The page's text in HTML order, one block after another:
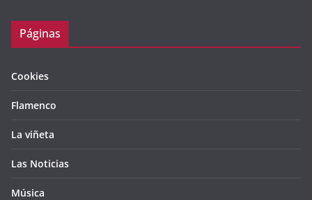
Páginas
Cookies
Flamenco
La viñeta
Las Noticias
Música